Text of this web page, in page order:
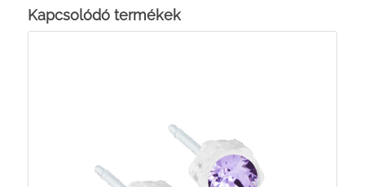
Kapcsolódó termékek